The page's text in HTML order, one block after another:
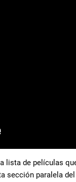
lista de películas
sección paralela